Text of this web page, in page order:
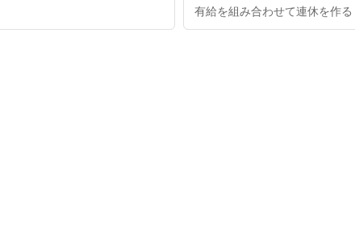
有給を組み合わせて連休を作る